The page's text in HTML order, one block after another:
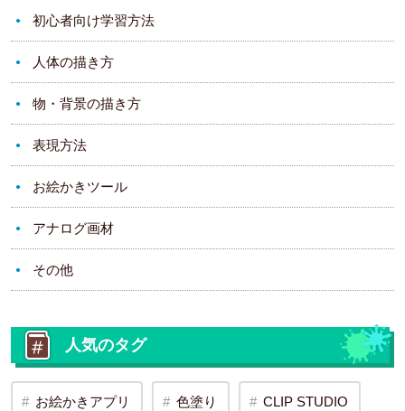
初心者向け学習方法
人体の描き方
物・背景の描き方
表現方法
お絵かきツール
アナログ画材
その他
人気のタグ
お絵かきアプリ 色塗り CLIP STUDIO